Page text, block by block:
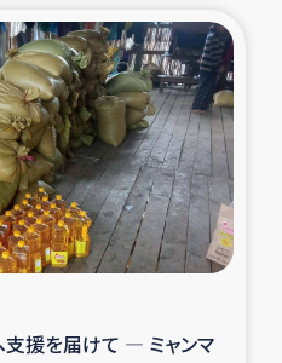
援を届けて ― ミャンマ